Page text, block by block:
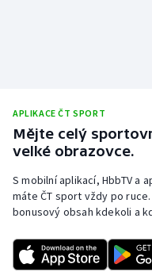
Vodní slalom
Volejbal
Ostatní
APLIKACE ČT SPORT
Mějte celý
velké obrazovce.
S mobilní aplikací, HbbTV a
máte ČT sport vždy po
bonusový obsah kdekoli a